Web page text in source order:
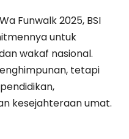
Funwalk 2025, BSI
untuk
wakaf nasional.
tetapi
kesejahteraan umat.